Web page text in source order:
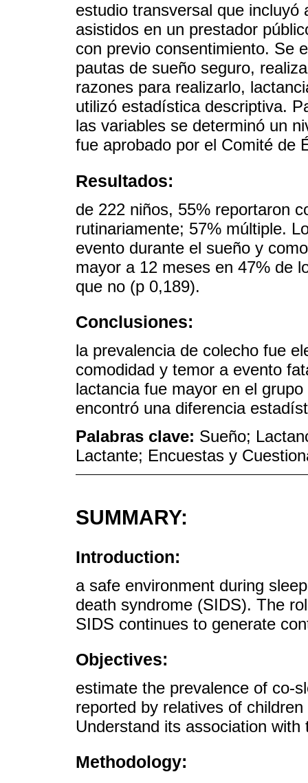
estudio transversal que
asistidos en un prestador
con previo consentimiento. Se
pautas de sueño seguro,
razones para realizarlo,
utilizó estadística descriptiva.
las variables se determinó un
fue aprobado por el Comité de
Resultados:
de 222 niños, 55% reportaron
rutinariamente; 57% múltiple.
evento durante el sueño y
mayor a 12 meses en 47% de
que no (p 0,189).
Conclusiones:
la prevalencia de colecho fue
comodidad y temor a evento
lactancia fue mayor en el
encontró una diferencia
Palabras clave: Sueño;
Lactante; Encuestas y
SUMMARY:
Introduction:
a safe environment during
death syndrome (SIDS). The
SIDS continues to generate
Objectives:
estimate the prevalence of co-
reported by relatives of
Understand its association
Methodology: